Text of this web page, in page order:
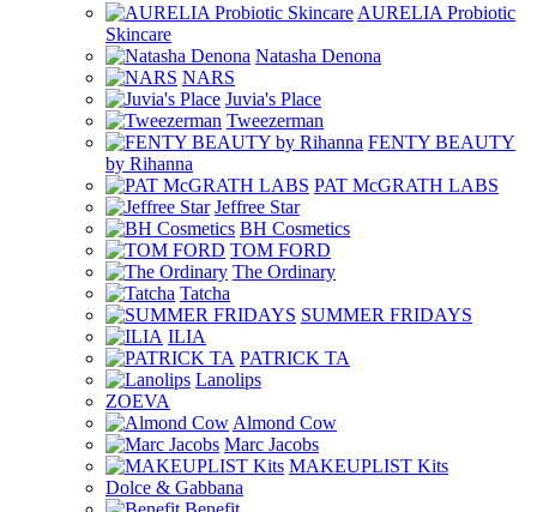
AURELIA Probiotic
Skincare
Natasha Denona
NARS
Juvia's Place
Tweezerman
FENTY BEAUTY
by Rihanna
PAT McGRATH LABS
Jeffree Star
BH Cosmetics
TOM FORD
The Ordinary
Tatcha
SUMMER FRIDAYS
ILIA
PATRICK TA
Lanolips
ZOEVA
Almond Cow
Marc Jacobs
MAKEUPLIST Kits
Dolce & Gabbana